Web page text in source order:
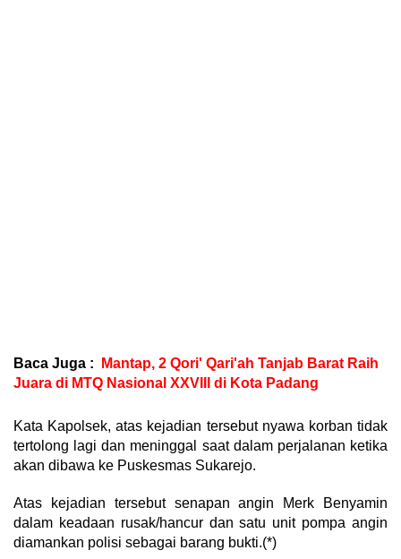
Baca Juga :
Mantap, 2 Qori' Qari'ah Tanjab Barat Raih
Juara di MTQ Nasional XXVIII di Kota Padang
Kata Kapolsek, atas kejadian tersebut nyawa korban tidak
tertolong lagi dan meninggal saat dalam perjalanan ketika
akan dibawa ke Puskesmas Sukarejo.
Atas kejadian tersebut senapan angin Merk Benyamin
dalam keadaan rusak/hancur dan satu unit pompa angin
diamankan polisi sebagai barang bukti.(*)